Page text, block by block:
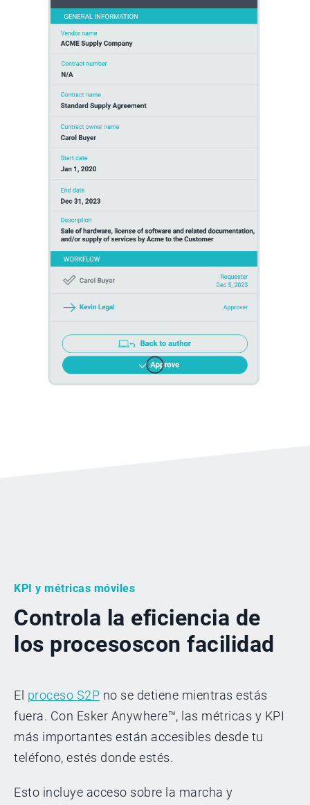
KPI y métricas móviles
Controla la eficiencia de
los procesoscon facilidad
El proceso S2P no se detiene mientras estás
fuera. Con Esker Anywhere™, las métricas y KPI
más importantes están accesibles desde tu
teléfono, estés donde estés.
Esto incluye acceso sobre la marcha y